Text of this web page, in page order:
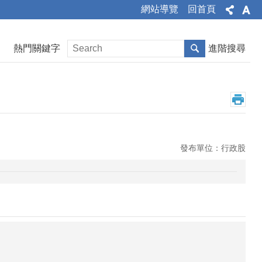
網站導覽 回首頁
熱門關鍵字 進階搜尋
發布單位：行政股